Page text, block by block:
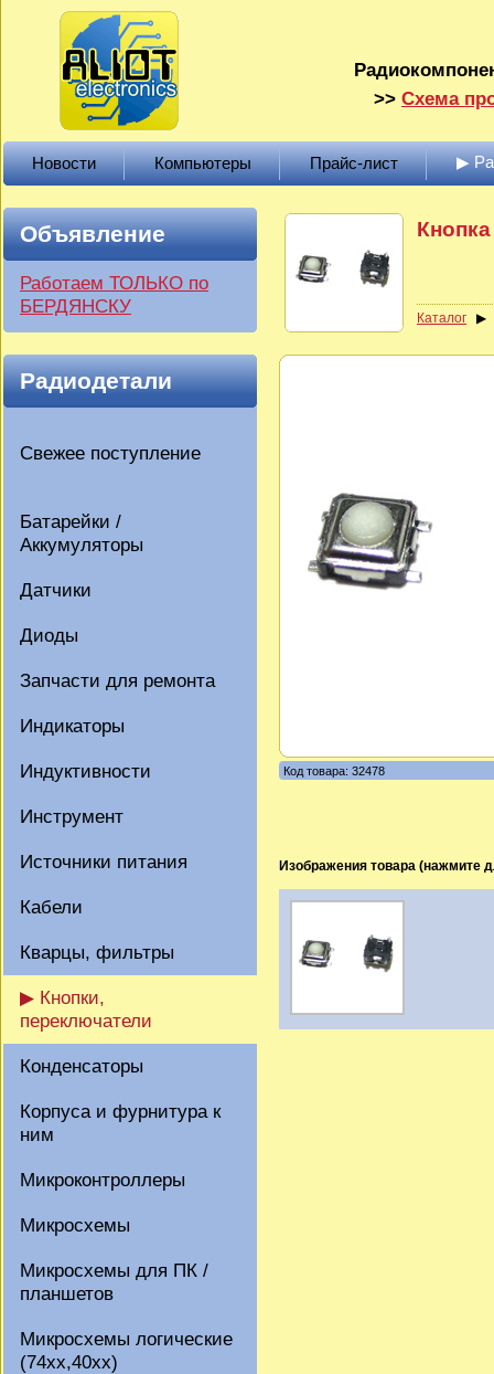
>> Схема
Новости Компьютеры Прайс-лист ▶
Объявление
Работаем ТОЛЬКО по
БЕРДЯНСКУ
Радиодетали
Свежее поступление
Батарейки /
Аккумуляторы
Датчики
Диоды
Запчасти для ремонта
Индикаторы
Индуктивности
Инструмент
Источники питания
Кабели
Кварцы, фильтры
▶ Кнопки,
переключатели
Конденсаторы
Корпуса и фурнитура к
ним
Микроконтроллеры
Микросхемы
Микросхемы для ПК /
планшетов
Микросхемы логические
(74xx,40xx)
Каталог
Код товара: 32478
Изображения товара (нажмите